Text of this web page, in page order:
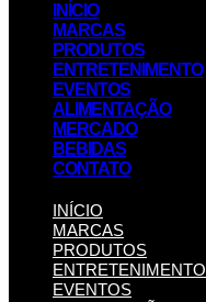
INÍCIO
MARCAS
PRODUTOS
ENTRETENIMENTO
EVENTOS
ALIMENTAÇÃO
MERCADO
BEBIDAS
CONTATO
INÍCIO
MARCAS
PRODUTOS
ENTRETENIMENTO
EVENTOS